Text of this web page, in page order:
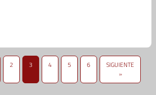
2 3 4 5 6
SIGUIENTE
»